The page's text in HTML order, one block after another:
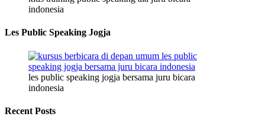
indonesia
Les Public Speaking Jogja
les public speaking jogja bersama juru bicara
indonesia
Recent Posts